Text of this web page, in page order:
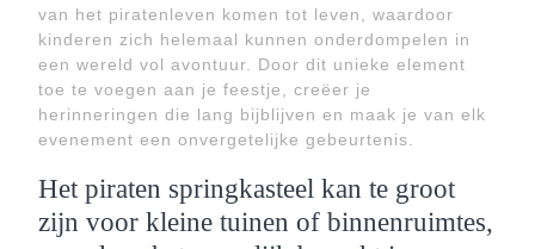
van het piratenleven komen tot leven, waardoor
kinderen zich helemaal kunnen onderdompelen in
een wereld vol avontuur. Door dit unieke element
toe te voegen aan je feestje, creëer je
herinneringen die lang bijblijven en maak je van elk
evenement een onvergetelijke gebeurtenis.
Het piraten springkasteel kan te groot
zijn voor kleine tuinen of binnenruimtes,